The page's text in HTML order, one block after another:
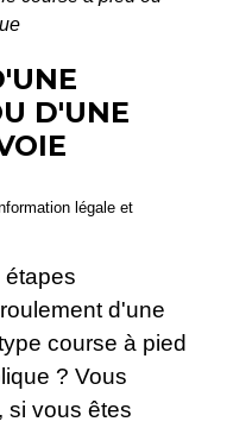
D'UNE
légale et
étapes
d'une
course à pied
? Vous
si vous êtes